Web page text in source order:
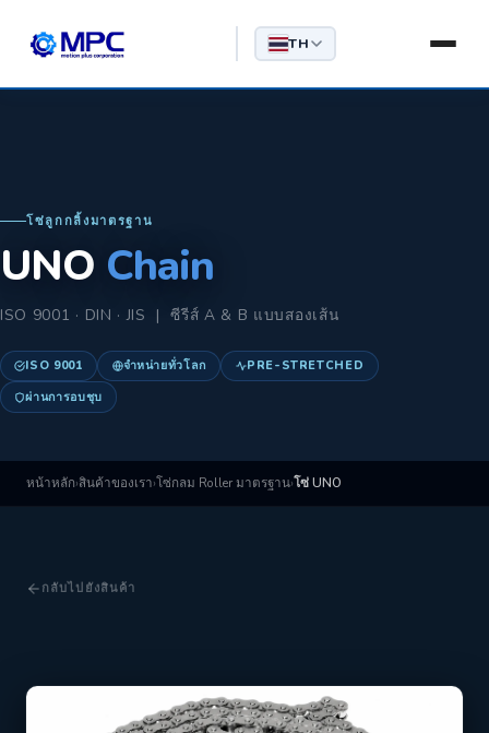
TH
โซ่ลูกกลิ้งมาตรฐาน
UNO Chain
ISO 9001 · DIN · JIS | ซีรีส์ A & B แบบสองเส้น
ISO 9001 จำหน่ายทั่วโลก
PRE-STRETCHED
ผ่านการอบชุบ
หน้าหลัก›สินค้าของเรา›โซ่กลม Roller มาตรฐาน›โซ่ UNO
กลับไปยังสินค้า